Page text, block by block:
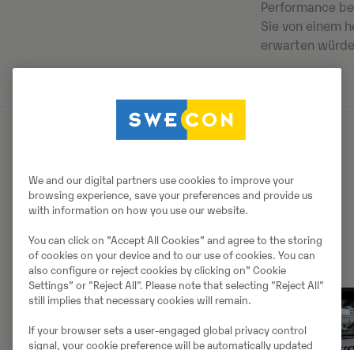
Performance
Sie von einem
erwarten
Die drei wichtigsten Argumente für die Wahl eines
We and our digital partners use cookies to improve your
browsing experience, save your preferences and provide us
with information on how you use our website.
You can click on ”Accept All Cookies” and agree to the storing
of cookies on your device and to our use of cookies. You can
also configure or reject cookies by clicking on” Cookie
Settings” or "Reject All". Please note that selecting "Reject All"
still implies that necessary cookies will remain.
If your browser sets a user-engaged global privacy control
signal, your cookie preference will be automatically updated